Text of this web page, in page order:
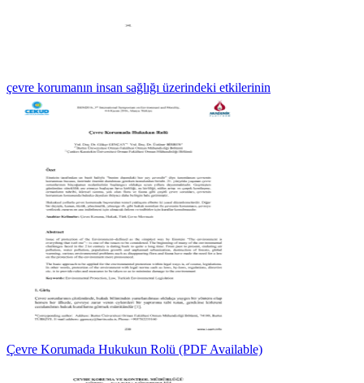
çevre korumanın insan sağlığı üzerindeki etkilerinin
Çevre Korumada Hukukun Rolü (PDF Available)